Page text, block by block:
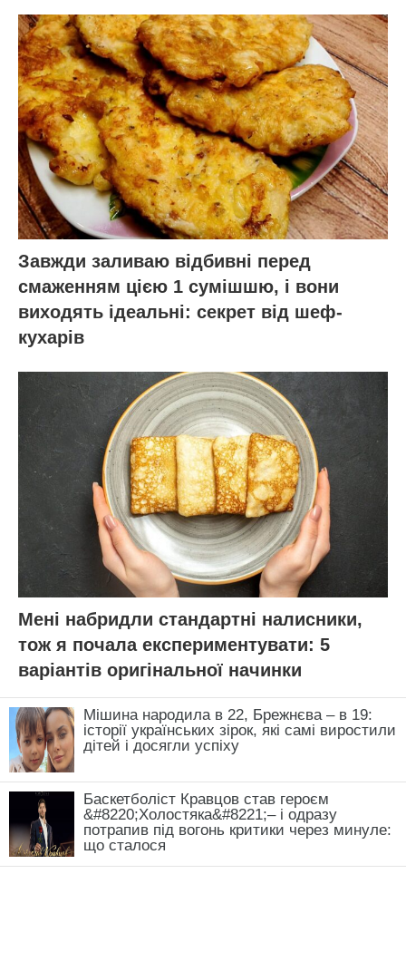
Завжди заливаю відбивні перед
смаженням цією 1 сумішшю, і вони
виходять ідеальні: секрет від шеф-
кухарів
Мені набридли стандартні налисники,
тож я почала експериментувати: 5
варіантів оригінальної начинки
Мішина народила в 22, Брежнєва – в 19:
історії українських зірок, які самі виростили
дітей і досягли успіху
Баскетболіст Кравцов став героєм
&#8220;Холостяка&#8221;– і одразу
потрапив під вогонь критики через минуле:
що сталося